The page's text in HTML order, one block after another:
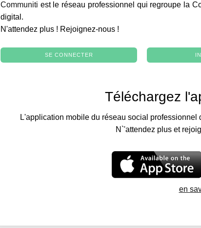
Communiti est le réseau professionnel qui regroupe la
digital.
N'attendez plus ! Rejoignez-nous !
SE CONNECTER
Téléchargez
L'application mobile du réseau social
N`'attendez plus et
en